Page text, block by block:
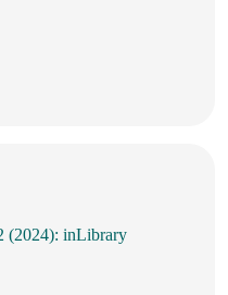
inLibrary